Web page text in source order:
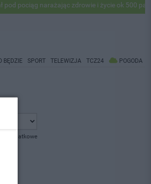
pociąg narażając zdrowie i życie ok 500
BĘDZIE SPORT TELEWIZJA TCZ24 POGODA
dodatkowe